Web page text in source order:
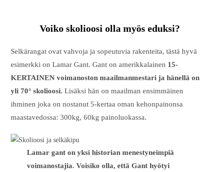
Voiko skolioosi olla myös eduksi?
Selkärangat ovat vahvoja ja sopeutuvia rakenteita, tästä hyvä
esimerkki on Lamar Gant. Gant on amerikkalainen 15-
KERTAINEN voimanoston maailmanmestari ja hänellä on
yli 70° skolioosi.Lisäksi hän on maailman ensimmäinen
ihminen joka on nostanut 5-kertaa oman kehonpainonsa
maastavedossa: 300kg, 60kg painoluokassa.
Lamar gant on yksi historian menestyneimpiä
voimanostajia. Voisiko olla, että Gant hyötyi